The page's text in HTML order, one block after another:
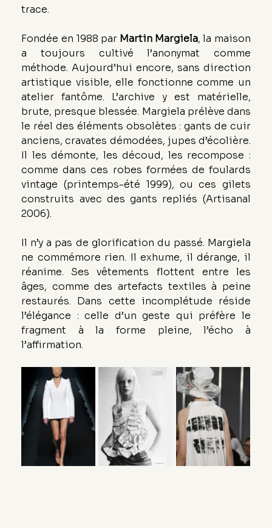
trace.
Fondée en 1988 par Martin Margiela, la maison
a toujours cultivé l’anonymat comme
méthode. Aujourd’hui encore, sans direction
artistique visible, elle fonctionne comme un
atelier fantôme. L’archive y est matérielle,
brute, presque blessée. Margiela prélève dans
le réel des éléments obsolètes : gants de cuir
anciens, cravates démodées, jupes d’écolière.
Il les démonte, les découd, les recompose :
comme dans ces robes formées de foulards
vintage (printemps-été 1999), ou ces gilets
construits avec des gants repliés (Artisanal
2006).
Il n’y a pas de glorification du passé. Margiela
ne commémore rien. Il exhume, il dérange, il
réanime. Ses vêtements flottent entre les
âges, comme des artefacts textiles à peine
restaurés. Dans cette incomplétude réside
l’élégance : celle d’un geste qui préfère le
fragment à la forme pleine, l’écho à
l’affirmation.